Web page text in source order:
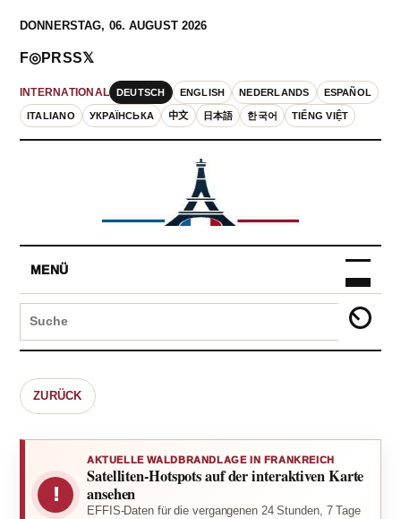
DONNERSTAG, 06. AUGUST 2026
INTERNATIONAL DEUTSCH ENGLISH NEDERLANDS ESPAÑOL
ITALIANO УКРАЇНСЬКА 中文 日本語 한국어 TIẾNG VIỆT
F◎PRSS𝕏
MENÜ
ZURÜCK
!
AKTUELLE WALDBRANDLAGE IN FRANKREICH
Satelliten-Hotspots auf der interaktiven Karte
ansehen
EFFIS-Daten für die vergangenen 24 Stunden, 7 Tage